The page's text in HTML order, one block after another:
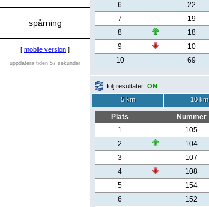
spårning
[ mobile version ]
uppdatera tiden 57 sekunder
6
22
7
19
8
18
9
10
10
69
följ resultater: ON
5 km
10 km
Plats Nummer
1
105
2
104
3
107
4
108
5
154
6
152